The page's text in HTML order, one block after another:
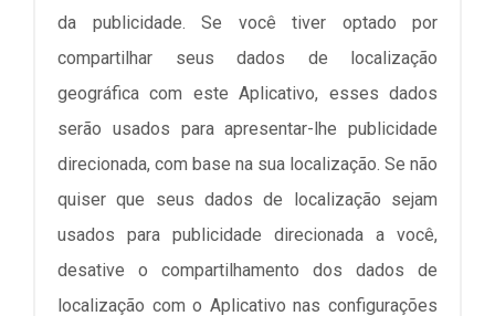
da publicidade. Se você tiver optado por
compartilhar seus dados de localização
geográfica com este Aplicativo, esses dados
serão usados para apresentar-lhe publicidade
direcionada, com base na sua localização. Se não
quiser que seus dados de localização sejam
usados para publicidade direcionada a você,
desative o compartilhamento dos dados de
localização com o Aplicativo nas configurações